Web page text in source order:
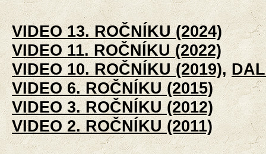
VIDEO 13. ROČNÍKU (2024)
VIDEO 11. ROČNÍKU (2022)
VIDEO 10. ROČNÍKU (2019),
VIDEO 6. ROČNÍKU (2015)
VIDEO 3. ROČNÍKU (2012)
VIDEO 2. ROČNÍKU (2011)